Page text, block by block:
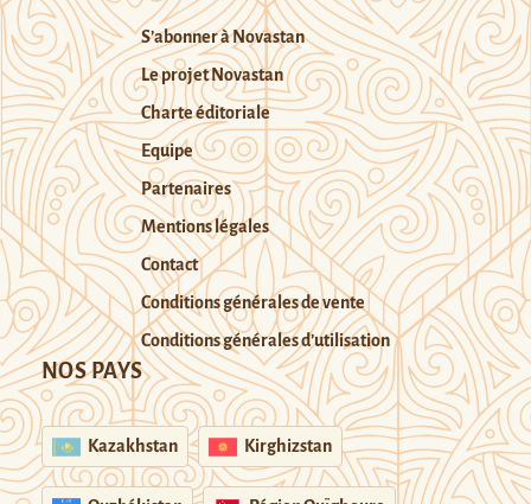
S’abonner à Novastan
Le projet Novastan
Charte éditoriale
Equipe
Partenaires
Mentions légales
Contact
Conditions générales de vente
Conditions générales d’utilisation
NOS PAYS
Kazakhstan Kirghizstan